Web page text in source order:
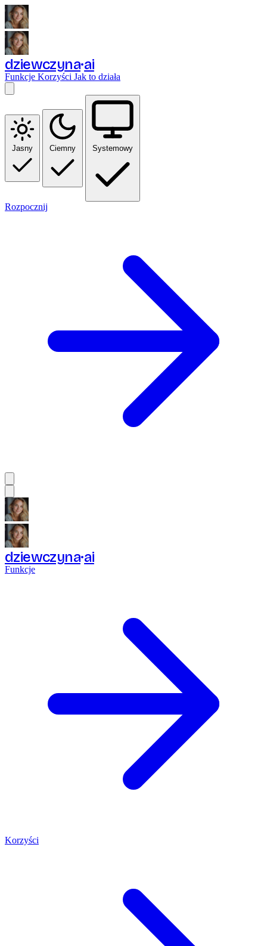
dziewczyna ai
Funkcje Korzyści Jak to działa
Jasny Ciemny Systemowy
Rozpocznij
dziewczyna ai
Funkcje
Korzyści